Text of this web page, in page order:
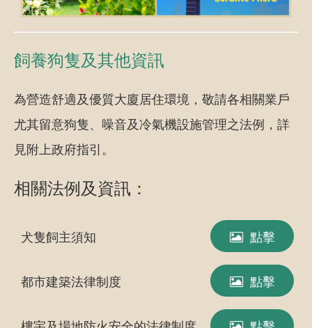
飼養狗隻及其他資訊
為營造舒適及優質大廈居住環境，敬請各相關業戶
尤其留意狗隻、噪音及冷氣機設施管理之法例，詳
見附上政府指引。
相關法例及資訊：
犬隻飼主須知 點擊
都市建築法律制度 點擊